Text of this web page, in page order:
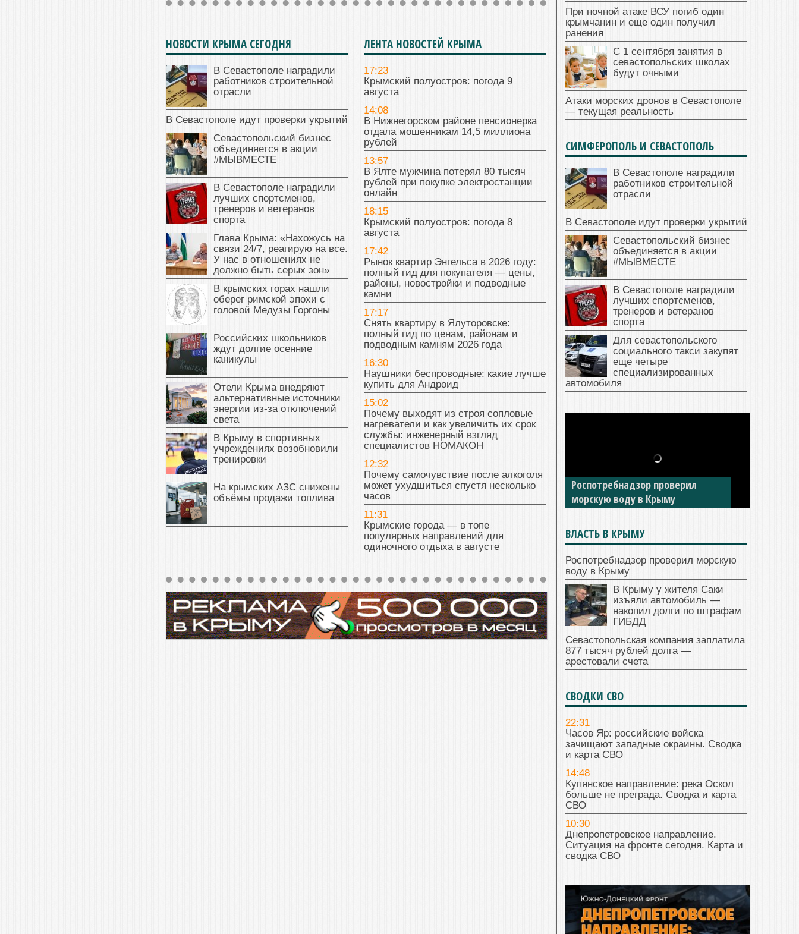
НОВОСТИ КРЫМА СЕГОДНЯ
В Севастополе наградили
работников строительной
отрасли
В Севастополе идут проверки укрытий
Севастопольский бизнес
объединяется в акции
#МЫВМЕСТЕ
В Севастополе наградили
лучших спортсменов,
тренеров и ветеранов
спорта
Глава Крыма: «Нахожусь на
связи 24/7, реагирую на все.
У нас в отношениях не
должно быть серых зон»
В крымских горах нашли
оберег римской эпохи с
головой Медузы Горгоны
Российских школьников
ждут долгие осенние
каникулы
Отели Крыма внедряют
альтернативные источники
энергии из-за отключений
света
В Крыму в спортивных
учреждениях возобновили
тренировки
На крымских АЗС снижены
объёмы продажи топлива
ЛЕНТА НОВОСТЕЙ КРЫМА
17:23
Крымский полуостров: погода 9
августа
14:08
В Нижнегорском районе пенсионерка
отдала мошенникам 14,5 миллиона
рублей
13:57
В Ялте мужчина потерял 80 тысяч
рублей при покупке электростанции
онлайн
18:15
Крымский полуостров: погода 8
августа
17:42
Рынок квартир Энгельса в 2026 году:
полный гид для покупателя — цены,
районы, новостройки и подводные
камни
17:17
Снять квартиру в Ялуторовске:
полный гид по ценам, районам и
подводным камням 2026 года
16:30
Наушники беспроводные: какие лучше
купить для Андроид
15:02
Почему выходят из строя сопловые
нагреватели и как увеличить их срок
службы: инженерный взгляд
специалистов НОМАКОН
12:32
Почему самочувствие после алкоголя
может ухудшиться спустя несколько
часов
11:31
Крымские города — в топе
популярных направлений для
одиночного отдыха в августе
При ночной атаке ВСУ погиб один
крымчанин и еще один получил
ранения
С 1 сентября занятия в
севастопольских школах
будут очными
Атаки морских дронов в Севастополе
— текущая реальность
СИМФЕРОПОЛЬ И СЕВАСТОПОЛЬ
В Севастополе наградили
работников строительной
отрасли
В Севастополе идут проверки укрытий
Севастопольский бизнес
объединяется в акции
#МЫВМЕСТЕ
В Севастополе наградили
лучших спортсменов,
тренеров и ветеранов
спорта
Для севастопольского
социального такси закупят
еще четыре
специализированных
автомобиля
Роспотребнадзор проверил
морскую воду в Крыму
ВЛАСТЬ В КРЫМУ
Роспотребнадзор проверил морскую
воду в Крыму
В Крыму у жителя Саки
изъяли автомобиль —
накопил долги по штрафам
ГИБДД
Севастопольская компания заплатила
877 тысяч рублей долга —
арестовали счета
СВОДКИ СВО
22:31
Часов Яр: российские войска
зачищают западные окраины. Сводка
и карта СВО
14:48
Купянское направление: река Оскол
больше не преграда. Сводка и карта
СВО
10:30
Днепропетровское направление.
Ситуация на фронте сегодня. Карта и
сводка СВО